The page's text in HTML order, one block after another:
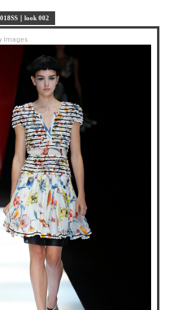
｜look 002
Images